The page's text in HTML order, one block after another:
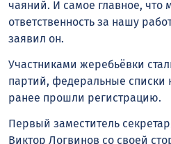
чаяний. И самое главное, что
ответственность за нашу
заявил он.
Участниками жеребьёвки
партий, федеральные списки
ранее прошли регистрацию.
Первый заместитель
Виктор Логвинов со своей